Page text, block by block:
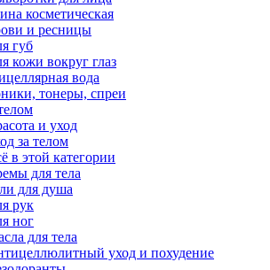
косметическая
и ресницы
губ
кожи вокруг глаз
вода
тонеры, спреи
и уход
за телом
в этой категории
для тела
для душа
рук
ног
для тела
уход и похудение